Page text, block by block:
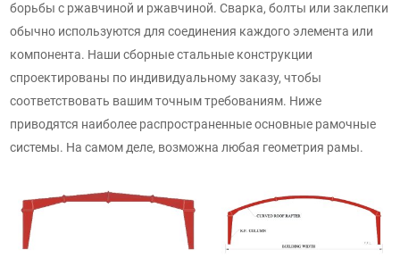
борьбы с ржавчиной и ржавчиной. Сварка, болты или заклепки
обычно используются для соединения каждого элемента или
компонента. Наши сборные стальные конструкции
спроектированы по индивидуальному заказу, чтобы
соответствовать вашим точным требованиям. Ниже
приводятся наиболее распространенные основные рамочные
системы. На самом деле, возможна любая геометрия рамы.